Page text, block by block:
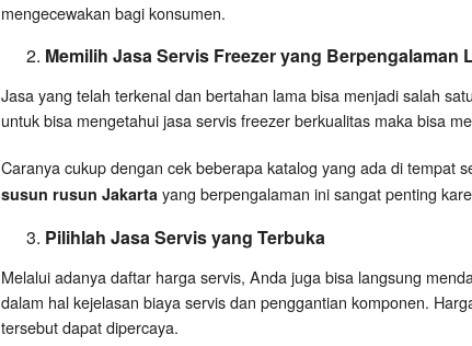
mengecewakan bagi konsumen.
Memilih Jasa Servis Freezer yang Berpengalaman
Jasa yang telah terkenal dan bertahan lama bisa menjadi salah
untuk bisa mengetahui jasa servis freezer berkualitas maka bisa
Caranya cukup dengan cek beberapa katalog yang ada di tempat
susun rusun Jakarta yang berpengalaman ini sangat penting
Pilihlah Jasa Servis yang Terbuka
Melalui adanya daftar harga servis, Anda juga bisa langsung
dalam hal kejelasan biaya servis dan penggantian komponen.
tersebut dapat dipercaya.